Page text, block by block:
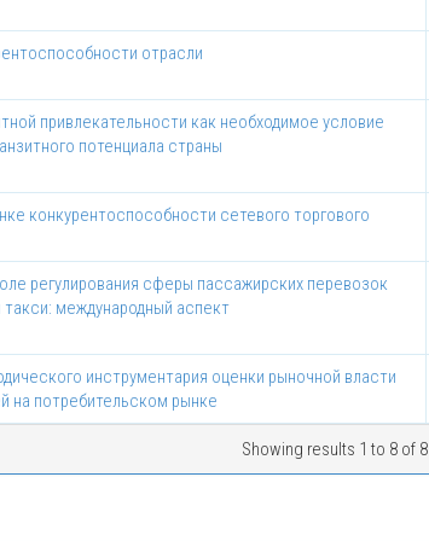
отрасли
привлекательности как необходимое условие
потенциала страны
конкурентоспособности сетевого торгового
регулирования сферы пассажирских перевозок
международный аспект
инструментария оценки рыночной власти
на потребительском рынке
Showing results 1 to 8 of 8